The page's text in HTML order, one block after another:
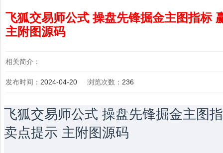
飞狐交易师公式 操盘先锋掘金主图指标
主附图源码
相关简介：
发布时间： 2024-04-20 浏览次数： 236
飞狐交易师公式 操盘先锋掘金主图
卖点提示 主附图源码